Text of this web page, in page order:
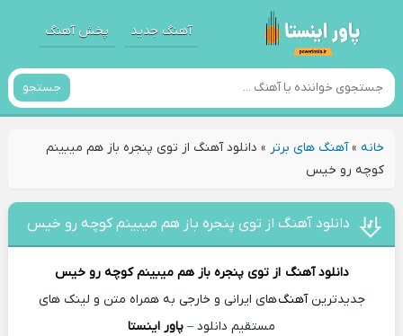
آهنگ جدید پخش آهنگ
جستجو
خانه»آهنگ های برتر » دانلود آهنگ از توی پنجره باز هم میبینم
کوچه رو خیس
دانلود آهنگ از توی پنجره باز هم میبینم کوچه رو خیس
دانلود آهنگ از توی پنجره باز هم میبینم کوچه رو خیس
جدیدترینآهنگهای ایرانی و خارجی به همراه متن و لینک های
مستقیم دانلود – پاور اینستا